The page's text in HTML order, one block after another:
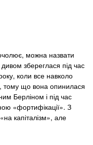
можна назвати
збереглася під час
коли все навколо
тому що вона опинилася
Берліном і під час
«фортифікації». З
капіталізм», але